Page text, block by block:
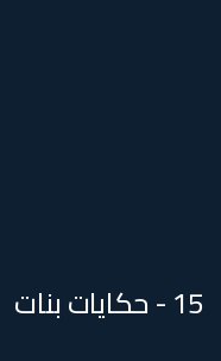
15 - حكايات بنات